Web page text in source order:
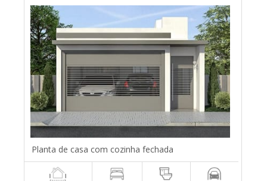
Planta de casa com cozinha fechada